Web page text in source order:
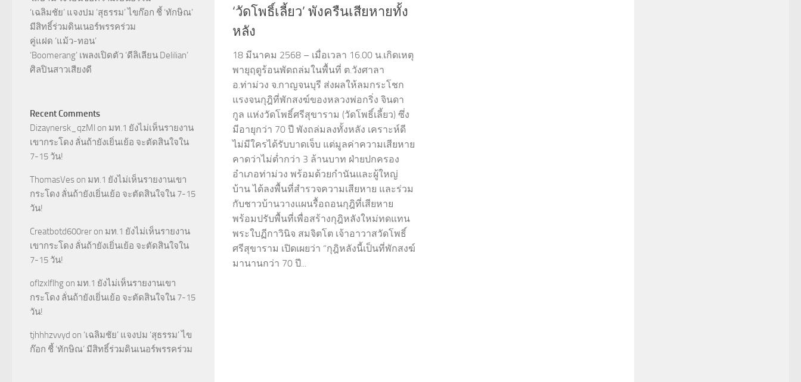
‘วัดโพธิ์เลี้ยว’ พังครืนเสียหายทั้ง
หลัง
18 มีนาคม 2568 – เมื่อเวลา 16.00 น.เกิดเหตุ
พายุฤดูร้อนพัดถล่มในพื้นที่ ต.วังศาลา
อ.ท่าม่วง จ.กาญจนบุรี ส่งผลให้ลมกระโชก
แรงจนกุฎิที่พักสงฆ์ของหลวงพ่อกริ่ง จินดา
กูล แห่งวัดโพธิ์ศรีสุขาราม (วัดโพธิ์เลี้ยว) ซึ่ง
มีอายุกว่า 70 ปี พังถล่มลงทั้งหลัง เคราะห์ดี
ไม่มีใครได้รับบาดเจ็บ แต่มูลค่าความเสียหาย
คาดว่าไม่ต่ำกว่า 3 ล้านบาท ฝ่ายปกครอง
อำเภอท่าม่วง พร้อมด้วยกำนันและผู้ใหญ่
บ้าน ได้ลงพื้นที่สำรวจความเสียหาย และร่วม
กับชาวบ้านวางแผนรื้อถอนกุฎิที่เสียหาย
พร้อมปรับพื้นที่เพื่อสร้างกุฎิหลังใหม่ทดแทน
พระใบฏีกาวินิจ สมจิตโต เจ้าอาวาสวัดโพธิ์
ศรีสุขาราม เปิดเผยว่า “กุฎิหลังนี้เป็นที่พักสงฆ์
มานานกว่า 70 ปี...
‘เฉลิมชัย’ แจงปม ‘สุธรรม’ ไขก๊อก ชี้ ‘ทักษิณ’
มีสิทธิ์ร่วมดินเนอร์พรรคร่วม
คู่แฝด ‘แม้ว-ทอน’
‘Boomerang’ เพลงเปิดตัว ‘ดีลิเลียน Delilian’
ศิลปินสาวเสียงดี
Recent Comments
Dizaynersk_qzMl on มท.1 ยังไม่เห็นรายงาน
เขากระโดง ลั่นถ้ายังเยิ่นเย้อ จะตัดสินใจใน
7-15 วัน!
ThomasVes on มท.1 ยังไม่เห็นรายงานเขา
กระโดง ลั่นถ้ายังเยิ่นเย้อ จะตัดสินใจใน 7-15
วัน!
Creatbotd600rer on มท.1 ยังไม่เห็นรายงาน
เขากระโดง ลั่นถ้ายังเยิ่นเย้อ จะตัดสินใจใน
7-15 วัน!
oflzxlflhg on มท.1 ยังไม่เห็นรายงานเขา
กระโดง ลั่นถ้ายังเยิ่นเย้อ จะตัดสินใจใน 7-15
วัน!
tjhhhzvvyd on ‘เฉลิมชัย’ แจงปม ‘สุธรรม’ ไข
ก๊อก ชี้ ‘ทักษิณ’ มีสิทธิ์ร่วมดินเนอร์พรรคร่วม